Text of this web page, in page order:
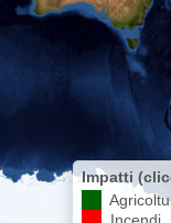
Impatti